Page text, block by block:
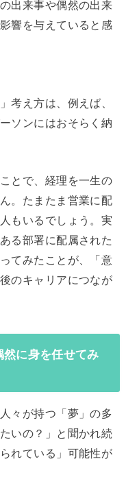
出来事や偶然の出来
響を与えていると感
考え方は、例えば、
ソンにはおそらく納
とで、経理を一生の
。たまたま営業に配
もいるでしょう。実
る部署に配属された
てみたことが、「意
のキャリアにつなが
に身を任せてみ
々が持つ「夢」の多
いの？」と聞かれ続
れている」可能性が